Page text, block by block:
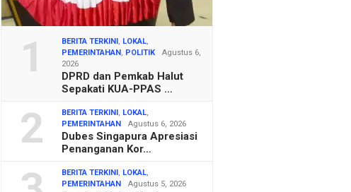
1 BERITA TERKINI , LOKAL,
PEMERINTAHAN , POLITIK
Agustus 6,
2026
DPRD dan Pemkab Halut
Sepakati KUA-PPAS …
2 BERITA TERKINI , LOKAL,
PEMERINTAHAN
Agustus 6, 2026
Dubes Singapura Apresiasi
Penanganan Kor…
BERITA TERKINI , LOKAL,
PEMERINTAHAN
Agustus 5, 2026